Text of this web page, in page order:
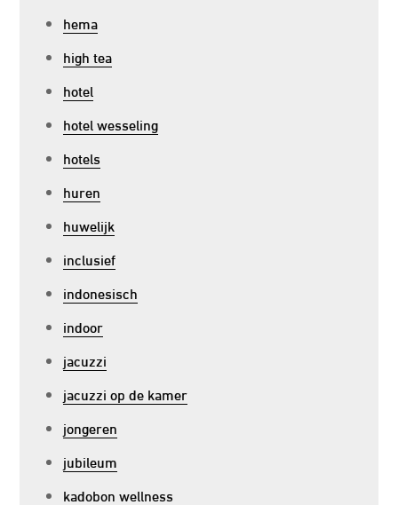
hema
high tea
hotel
hotel wesseling
hotels
huren
huwelijk
inclusief
indonesisch
indoor
jacuzzi
jacuzzi op de kamer
jongeren
jubileum
kadobon wellness